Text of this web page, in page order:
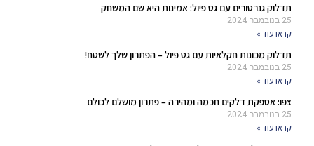
תדלוק גנרטורים עם גט פיול: אמינות היא שם המשחק
25 בנובמבר 2024
קראו עוד »
תדלוק מכונות חקלאיות עם גט פיול – הפתרון שלך לשטח!
25 בנובמבר 2024
קראו עוד »
צפו: אספקת דלקים חכמה ומהירה – פתרון מושלם לכולם
25 בנובמבר 2024
קראו עוד »